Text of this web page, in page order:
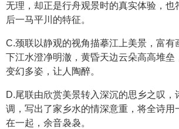
无理，却正是行舟观景时的真实体验，也
后一马平川的特征。
C.颈联以静观的视角描摹江上美景，富有
下江水澄净明澈，黄昏天边云朵高高堆垒
变幻多姿，让人陶醉。
D.尾联由欣赏美景转入深沉的思乡之叹，
调，写出了家乡水的情深意重，将全诗用
在一起，余音袅袅。